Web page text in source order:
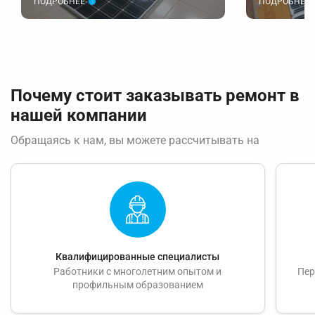
Тонкая нагревательная пленка, идеально
Почему стоит заказывать ремонт в
нашей компании
Обращаясь к нам, вы можете рассчитывать на
Квалифицированные специалисты
Работники с многолетним опытом и
профильным образованием